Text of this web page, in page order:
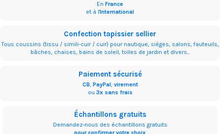
En France
et à l'International
Confection tapissier sellier
Tous coussins (tissu / simili-cuir / cuir) pour nautique, sièges, salons, fauteuils,
bâches, chaises, bains de soleil, toiles de jardin et divers...
Paiement sécurisé
CB, PayPal, virement
ou 3x sans frais
Échantillons gratuits
Demandez-nous des échantillons gratuits
pour confirmer votre choix